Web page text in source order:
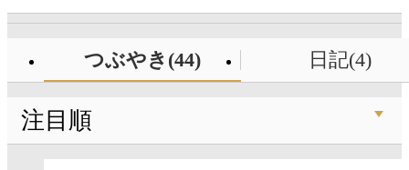
つぶやき(44) 日記(4)
注目順